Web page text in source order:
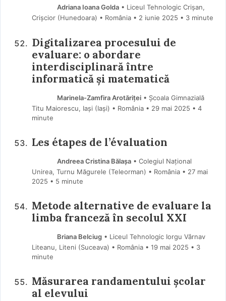
Adriana Ioana Golda• Liceul Tehnologic Crișan,
Crișcior (Hunedoara) • România
2 iunie 2025 • 3 minute
Digitalizarea procesului de
evaluare: o abordare
interdisciplinară între
informatică și matematică
Marinela-Zamfira Arotăriței• Școala Gimnazială
Titu Maiorescu, Iași (Iaşi) • România
29 mai 2025 • 4
minute
Les étapes de l’évaluation
Andreea Cristina Bălașa• Colegiul Național
Unirea, Turnu Măgurele (Teleorman) • România
27 mai
2025 • 5 minute
Metode alternative de evaluare la
limba franceză în secolul XXI
Briana Belciug• Liceul Tehnologic Iorgu Vârnav
Liteanu, Liteni (Suceava) • România
19 mai 2025 • 3
minute
Măsurarea randamentului școlar
al elevului